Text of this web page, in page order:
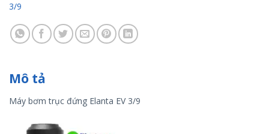
3/9
Mô tả
Máy bơm trục đứng Elanta EV 3/9